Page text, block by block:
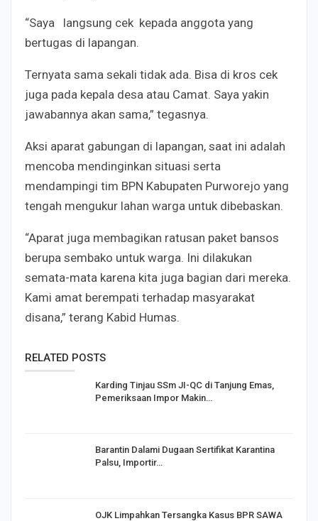
“Saya langsung cek kepada anggota yang
bertugas di lapangan.
Ternyata sama sekali tidak ada. Bisa di kros cek
juga pada kepala desa atau Camat. Saya yakin
jawabannya akan sama,” tegasnya.
Aksi aparat gabungan di lapangan, saat ini adalah
mencoba mendinginkan situasi serta
mendampingi tim BPN Kabupaten Purworejo yang
tengah mengukur lahan warga untuk dibebaskan.
“Aparat juga membagikan ratusan paket bansos
berupa sembako untuk warga. Ini dilakukan
semata-mata karena kita juga bagian dari mereka.
Kami amat berempati terhadap masyarakat
disana,” terang Kabid Humas.
RELATED POSTS
Karding Tinjau SSm JI-QC di Tanjung Emas,
Pemeriksaan Impor Makin…
Barantin Dalami Dugaan Sertifikat Karantina
Palsu, Importir…
OJK Limpahkan Tersangka Kasus BPR SAWA